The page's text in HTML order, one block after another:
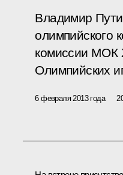
Владимир
олимпийского
комиссии МОК
Олимпийских
6 февраля 2013 года